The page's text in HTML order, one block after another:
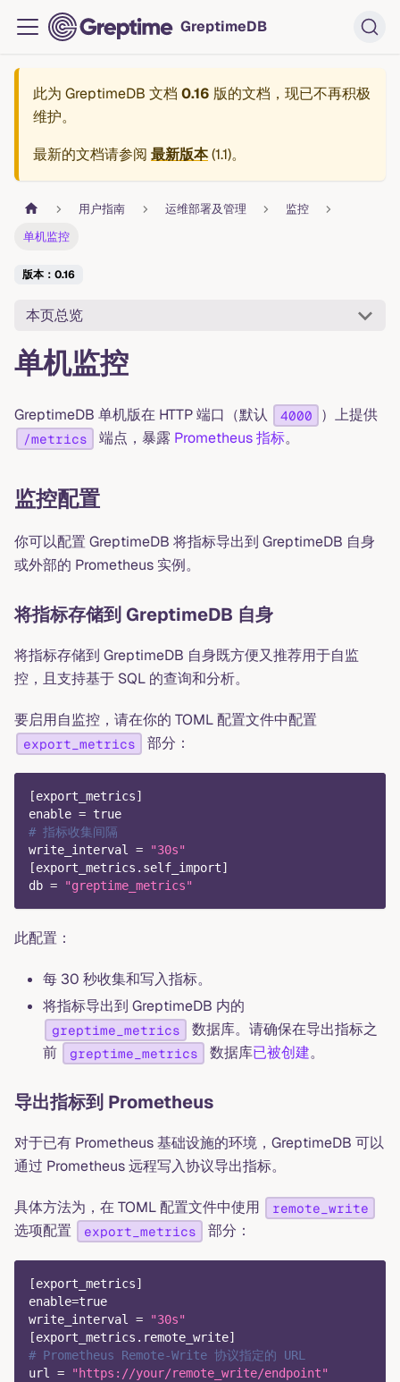
GreptimeDB
此为 GreptimeDB 文档 0.16 版的文档，现已不再积极
维护。
最新的文档请参阅 最新版本(1.1)。
用户指南 运维部署及管理
监控
单机监控
版本：0.16
本页总览
单机监控
GreptimeDB 单机版在 HTTP 端口（默认 4000 ）上提供
/metrics 端点，暴露 Prometheus 指标。
监控配置
你可以配置 GreptimeDB 将指标导出到 GreptimeDB 自身
或外部的 Prometheus 实例。
将指标存储到 GreptimeDB 自身
将指标存储到 GreptimeDB 自身既方便又推荐用于自监
控，且支持基于 SQL 的查询和分析。
要启用自监控，请在你的 TOML 配置文件中配置
export_metrics 部分：
[export_metrics]
enable = true
# 指标收集间隔
write_interval
=
"30s"
[export_metrics.self_import]
db = "greptime_metrics"
此配置：
每 30 秒收集和写入指标。
将指标导出到 GreptimeDB 内的
greptime_metrics
数据库。请确保在导出指标之
前
greptime_metrics 数据库已被创建。
导出指标到 Prometheus
对于已有 Prometheus 基础设施的环境，GreptimeDB 可以
通过 Prometheus 远程写入协议导出指标。
具体方法为，在 TOML 配置文件中使用 remote_write
选项配置 export_metrics 部分：
[export_metrics]
enable=true
write_interval
=
"30s"
[export_metrics.remote_write]
# Prometheus Remote-Write 协议指定的 URL
url
=
"https://your/remote_write/endpoint"